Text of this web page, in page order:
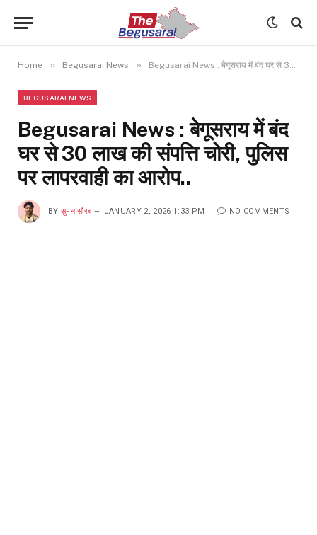
Home » Begusarai News » Begusarai News : बेगूसराय में बंद घर से 30 लाख की संपत्ति चोरी, पुलिस पर लापरवाही का आरोप..
BEGUSARAI NEWS
Begusarai News : बेगूसराय में बंद
घर से 30 लाख की संपत्ति चोरी, पुलिस
पर लापरवाही का आरोप..
BY सुमन सौरब JANUARY 2, 2026 1:33 PM NO COMMENTS